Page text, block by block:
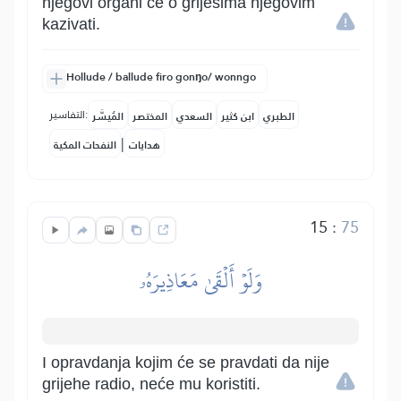
kazivati.
Hollude / ballude firo gonŋo/ wonngo
التفاسير: المُيسَّر المختصر السعدي ابن كثير الطبري
النفحات المكية | هدايات
15 : 75
وَلَوۡ أَلۡقَىٰ مَعَاذِيرَهُۥ
I opravdanja kojim će se pravdati da nije
grijehe radio, neće mu koristiti.